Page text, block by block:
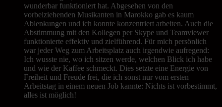
wunderbar funktioniert hat. Abgesehen von den
vorbeiziehenden Musikanten in Marokko gab es kaum
Ablenkungen und ich konnte konzentriert arbeiten. Auch die
Abstimmung mit den Kollegen per Skype und Teamviewer
funktionierte effektiv und zielführend. Für mich persönlich
war jeder Weg zum Arbeitsplatz auch irgendwie aufregend:
Ich wusste nie, wo ich sitzen werde, welchen Blick ich habe
und wie der Kaffee schmeckt. Dies setzte eine Energie von
Freiheit und Freude frei, die ich sonst nur vom ersten
Arbeitstag in einem neuen Job kannte: Nichts ist vorbestimmt,
alles ist möglich!